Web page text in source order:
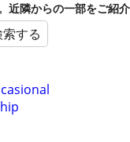
近隣からの一部をご紹介
する